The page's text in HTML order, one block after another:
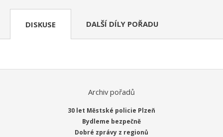
DISKUSE DALŠÍ DÍLY POŘADU
Archiv pořadů
30 let Městské policie Plzeň
Bydleme bezpečně
Dobré zprávy z regionů